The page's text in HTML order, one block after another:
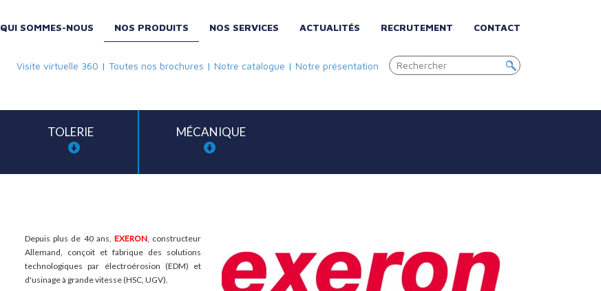
QUI SOMMES-NOUS NOS PRODUITS NOS SERVICES ACTUALITÉS RECRUTEMENT CONTACT
Visite virtuelle 360 | Toutes nos brochures | Notre catalogue | Notre présentation
TOLERIE MÉCANIQUE
Depuis plus de 40 ans, EXERON, constructeur
Allemand, conçoit et fabrique des solutions
technologiques par électroérosion (EDM) et
d'usinage à grande vitesse (HSC, UGV).